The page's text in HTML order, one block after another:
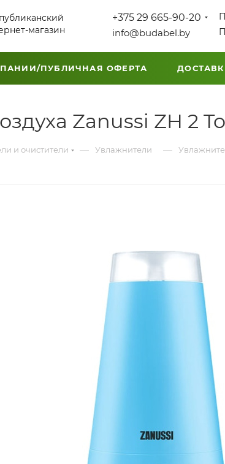
магазин
+375 29 665-90-20
info@budabel.by
ПУБЛИЧНАЯ ОФЕРТА
Zanussi ZH 2
и очистители — Увлажнители —